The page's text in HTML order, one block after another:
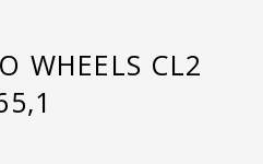
WHEELS CL2